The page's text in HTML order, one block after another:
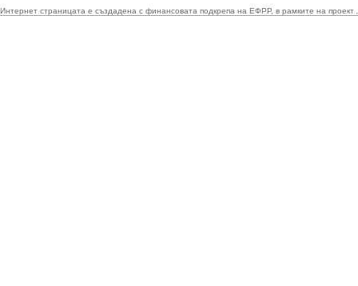
Интернет страницата е създадена с финансовата подкрепа на ЕФРР, в рамките на